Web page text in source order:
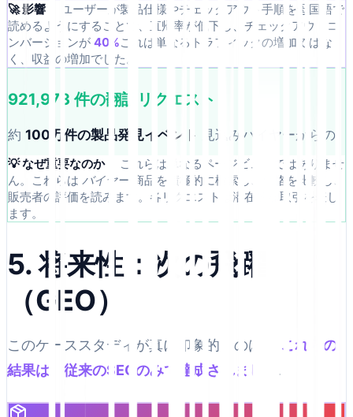
🚀 影響：
ユーザーが製品仕様やチェックアウト手順を母国語で
読めるようにすることで、直帰率が低下し、チェックアウトコ
ンバージョンが 40%これは単なるトラフィックの増加ではな
く、収益の増加でした。
921,973 件の翻訳リクエスト
約 100万件の製品発見イベント 見込みバイヤーからの
💡 なぜ重要なのか：
これらは単なるページビューではありませ
ん。これらは バイヤー 商品を積極的に検索し、価格を比較し、
販売者の評価を読みます。各リクエストは潜在的な取引を表し
ます。
5. 将来性：次の飛躍
（GEO）
このケーススタディが真に印象的なのは、 これらの
結果は、従来のSEOのみで達成されました
.